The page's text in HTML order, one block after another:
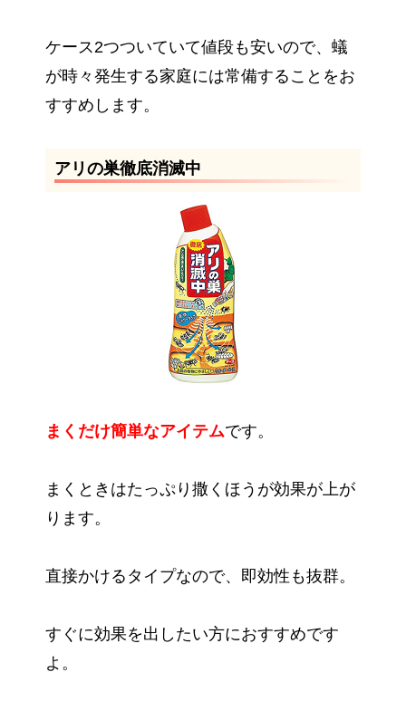
ケース2つついていて値段も安いので、蟻
が時々発生する家庭には常備することをお
すすめします。
アリの巣徹底消滅中
まくだけ簡単なアイテムです。
まくときはたっぷり撒くほうが効果が上が
ります。
直接かけるタイプなので、即効性も抜群。
すぐに効果を出したい方におすすめです
よ。